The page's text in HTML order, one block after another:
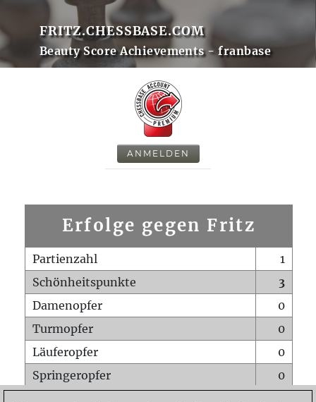
FRITZ.CHESSBASE.COM
Beauty Score Achievements - franbase
ANMELDEN
Erfolge gegen Fritz
Partienzahl
1
Schönheitspunkte
3
Damenopfer
0
Turmopfer
0
Läuferopfer
0
Springeropfer
0